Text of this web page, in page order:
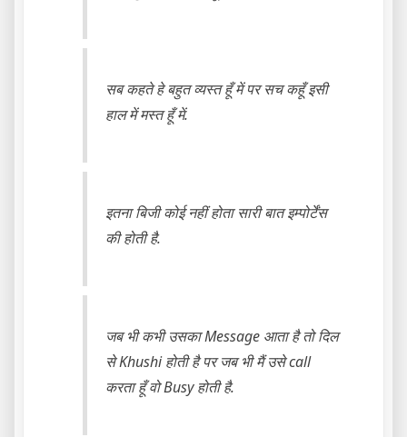
सब कहते हे बहुत व्यस्त हूँ में पर सच कहूँ इसी
हाल में मस्त हूँ में.
इतना बिजी कोई नहीं होता सारी बात इम्पोर्टेंस
की होती है.
जब भी कभी उसका Message आता है तो दिल
से Khushi होती है पर जब भी मैं उसे call
करता हूँ वो Busy होती है.